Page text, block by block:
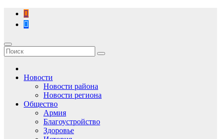
Перейти
содержимому
Новости
Новости района
Новости региона
Общество
Армия
Благоустройство
Здоровье